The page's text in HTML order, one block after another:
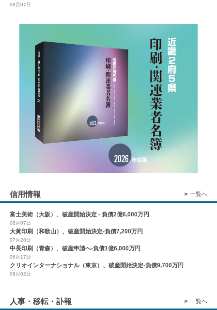
08月07日
信用情報 一覧へ
富士美術（大阪）、破産開始決定 - 負債2億6,000万円
08月07日
大黄印刷（和歌山）、破産開始決定-負債7,200万円
07月28日
中長印刷（青森）、破産申請へ-負債1億6,000万円
06月17日
クリオインターナショナル（東京）、破産開始決定-負債9,700万円
06月02日
人事・移転・訃報 一覧へ